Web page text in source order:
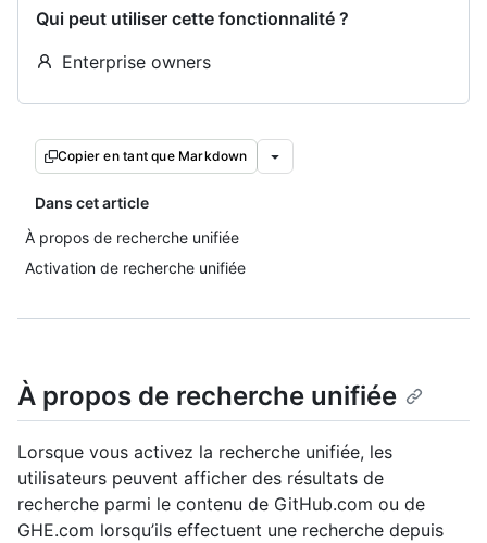
Qui peut utiliser cette fonctionnalité ?
Enterprise owners
Copier en tant que Markdown
Dans cet article
À propos de recherche unifiée
Activation de recherche unifiée
À propos de recherche unifiée
Lorsque vous activez la recherche unifiée, les
utilisateurs peuvent afficher des résultats de
recherche parmi le contenu de GitHub.com ou de
GHE.com lorsqu’ils effectuent une recherche depuis